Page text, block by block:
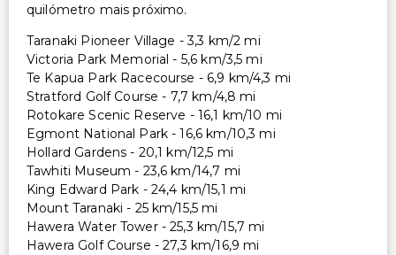
quilómetro mais próximo.
Taranaki Pioneer Village - 3,3 km/2 mi
Victoria Park Memorial - 5,6 km/3,5 mi
Te Kapua Park Racecourse - 6,9 km/4,3 mi
Stratford Golf Course - 7,7 km/4,8 mi
Rotokare Scenic Reserve - 16,1 km/10 mi
Egmont National Park - 16,6 km/10,3 mi
Hollard Gardens - 20,1 km/12,5 mi
Tawhiti Museum - 23,6 km/14,7 mi
King Edward Park - 24,4 km/15,1 mi
Mount Taranaki - 25 km/15,5 mi
Hawera Water Tower - 25,3 km/15,7 mi
Hawera Golf Course - 27,3 km/16,9 mi